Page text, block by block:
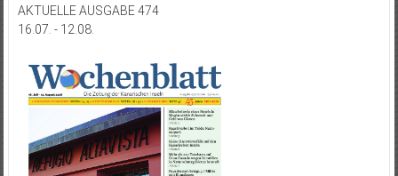
AKTUELLE AUSGABE 474
16.07. - 12.08.